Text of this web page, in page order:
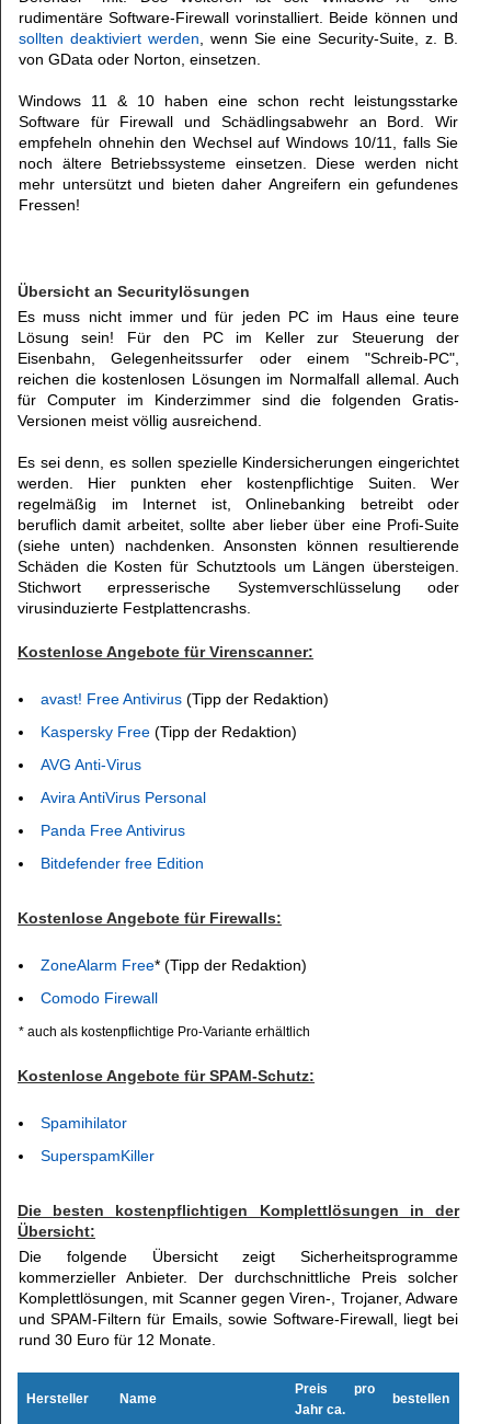
rudimentäre Software-Firewall vorinstalliert. Beide können und
sollten deaktiviert werden , wenn Sie eine Security-Suite, z. B.
von GData oder Norton, einsetzen.
Windows 11 & 10 haben eine schon recht leistungsstarke
Software für Firewall und Schädlingsabwehr an Bord. Wir
empfeheln ohnehin den Wechsel auf Windows 10/11, falls Sie
noch ältere Betriebssysteme einsetzen. Diese werden nicht
mehr untersützt und bieten daher Angreifern ein gefundenes
Fressen!
Übersicht an Securitylösungen
Es muss nicht immer und für jeden PC im Haus eine teure
Lösung sein! Für den PC im Keller zur Steuerung der
Eisenbahn, Gelegenheitssurfer oder einem "Schreib-PC",
reichen die kostenlosen Lösungen im Normalfall allemal. Auch
für Computer im Kinderzimmer sind die folgenden Gratis-
Versionen meist völlig ausreichend.
Es sei denn, es sollen spezielle Kindersicherungen eingerichtet
werden. Hier punkten eher kostenpflichtige Suiten. Wer
regelmäßig im Internet ist, Onlinebanking betreibt oder
beruflich damit arbeitet, sollte aber lieber über eine Profi-Suite
(siehe unten) nachdenken. Ansonsten können resultierende
Schäden die Kosten für Schutztools um Längen übersteigen.
Stichwort erpresserische Systemverschlüsselung oder
virusinduzierte Festplattencrashs.
Kostenlose Angebote für Virenscanner:
avast! Free Antivirus (Tipp der Redaktion)
Kaspersky Free (Tipp der Redaktion)
AVG Anti-Virus
Avira AntiVirus Personal
Panda Free Antivirus
Bitdefender free Edition
Kostenlose Angebote für Firewalls:
ZoneAlarm Free* (Tipp der Redaktion)
Comodo Firewall
* auch als kostenpflichtige Pro-Variante erhältlich
Kostenlose Angebote für SPAM-Schutz:
Spamihilator
SuperspamKiller
Die besten kostenpflichtigen Komplettlösungen in der
Übersicht:
Die folgende Übersicht zeigt Sicherheitsprogramme
kommerzieller Anbieter. Der durchschnittliche Preis solcher
Komplettlösungen, mit Scanner gegen Viren-, Trojaner, Adware
und SPAM-Filtern für Emails, sowie Software-Firewall, liegt bei
rund 30 Euro für 12 Monate.
Hersteller Name
Preis pro
Jahr ca.
bestellen